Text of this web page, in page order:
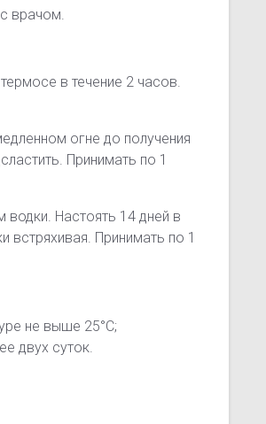
врачом.
в течение 2 часов.
огне до получения
Принимать по 1
Настоять 14 дней в
встряхивая. Принимать по 1
не выше 25°С;
двух суток.